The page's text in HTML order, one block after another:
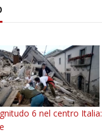
6 nel centro Italia: